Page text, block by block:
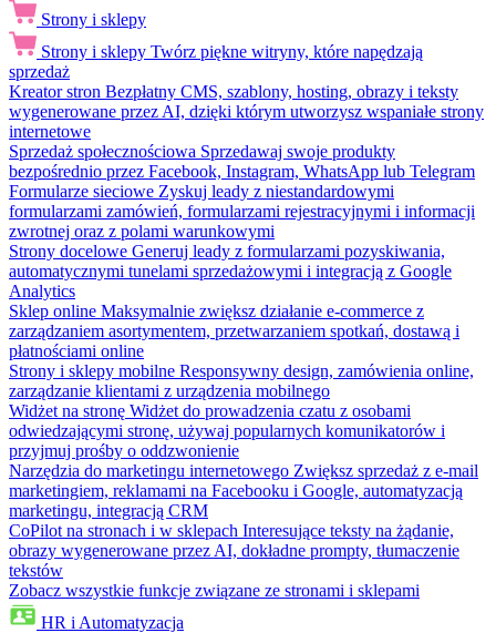
Strony i sklepy
Strony i sklepy Twórz piękne witryny, które napędzają
sprzedaż
Kreator stron Bezpłatny CMS, szablony, hosting, obrazy i teksty
wygenerowane przez AI, dzięki którym utworzysz wspaniałe strony
internetowe
Sprzedaż społecznościowa Sprzedawaj swoje produkty
bezpośrednio przez Facebook, Instagram, WhatsApp lub Telegram
Formularze sieciowe Zyskuj leady z niestandardowymi
formularzami zamówień, formularzami rejestracyjnymi i informacji
zwrotnej oraz z polami warunkowymi
Strony docelowe Generuj leady z formularzami pozyskiwania,
automatycznymi tunelami sprzedażowymi i integracją z Google
Analytics
Sklep online Maksymalnie zwiększ działanie e-commerce z
zarządzaniem asortymentem, przetwarzaniem spotkań, dostawą i
płatnościami online
Strony i sklepy mobilne Responsywny design, zamówienia online,
zarządzanie klientami z urządzenia mobilnego
Widżet na stronę Widżet do prowadzenia czatu z osobami
odwiedzającymi stronę, używaj popularnych komunikatorów i
przyjmuj prośby o oddzwonienie
Narzędzia do marketingu internetowego Zwiększ sprzedaż z e-mail
marketingiem, reklamami na Facebooku i Google, automatyzacją
marketingu, integracją CRM
CoPilot na stronach i w sklepach Interesujące teksty na żądanie,
obrazy wygenerowane przez AI, dokładne prompty, tłumaczenie
tekstów
Zobacz wszystkie funkcje związane ze stronami i sklepami
HR i Automatyzacja